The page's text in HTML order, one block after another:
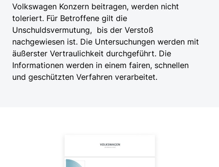
Volkswagen Konzern beitragen, werden nicht
toleriert. Für Betroffene gilt die
Unschuldsvermutung, bis der Verstoß
nachgewiesen ist. Die Untersuchungen werden mit
äußerster Vertraulichkeit durchgeführt. Die
Informationen werden in einem fairen, schnellen
und geschützten Verfahren verarbeitet.